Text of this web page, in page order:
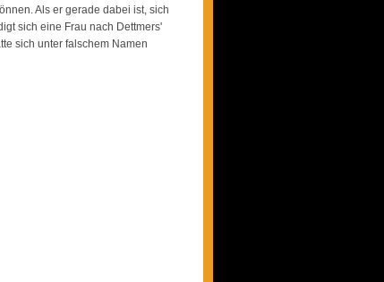
Als er gerade dabei ist, sich
sich eine Frau nach Dettmers'
sich unter falschem Namen